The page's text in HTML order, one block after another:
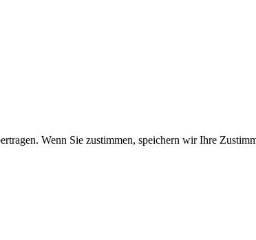
Wenn Sie zustimmen, speichern wir Ihre